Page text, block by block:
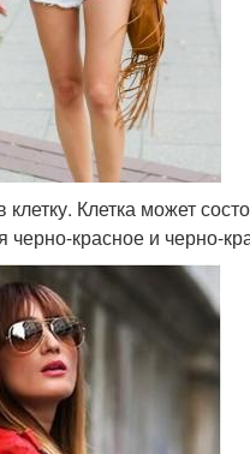
Клетка может
черно-красное и черно-